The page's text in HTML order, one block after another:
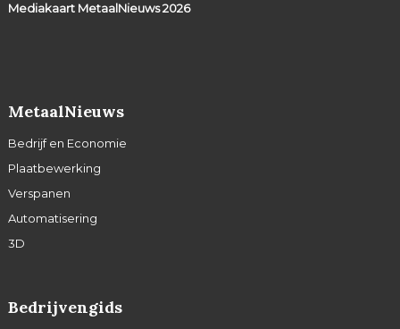
Mediakaart MetaalNieuws2026
MetaalNieuws
Bedrijf en Economie
Plaatbewerking
Verspanen
Automatisering
3D
Bedrijvengids